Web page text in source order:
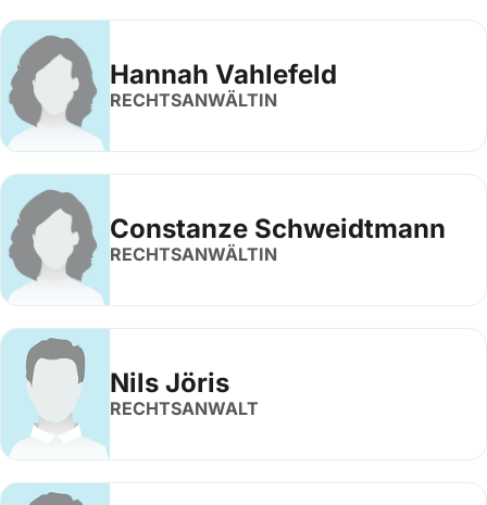
Hannah Vahlefeld
RECHTSANWÄLTIN
Constanze Schweidtmann
RECHTSANWÄLTIN
Nils Jöris
RECHTSANWALT